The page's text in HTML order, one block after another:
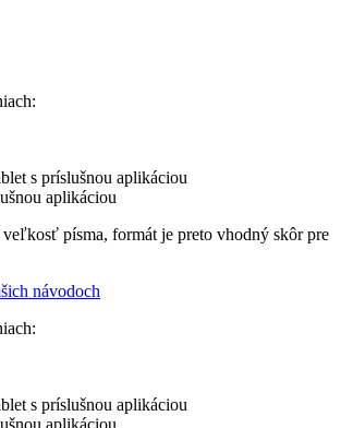
s príslušnou aplikáciou
aplikáciou
písma, formát je preto vhodný skôr pre
návodoch
s príslušnou aplikáciou